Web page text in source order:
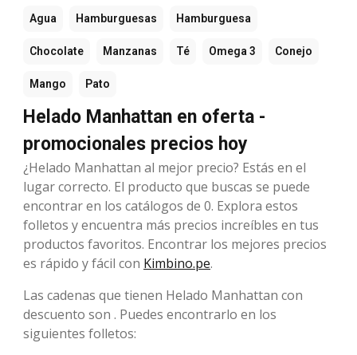
Agua Hamburguesas Hamburguesa
Chocolate Manzanas Té Omega 3 Conejo
Mango Pato
Helado Manhattan en oferta -
promocionales precios hoy
¿Helado Manhattan al mejor precio? Estás en el
lugar correcto. El producto que buscas se puede
encontrar en los catálogos de 0. Explora estos
folletos y encuentra más precios increíbles en tus
productos favoritos. Encontrar los mejores precios
es rápido y fácil con Kimbino.pe.
Las cadenas que tienen Helado Manhattan con
descuento son . Puedes encontrarlo en los
siguientes folletos: